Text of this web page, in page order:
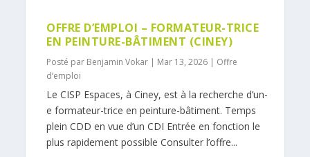
OFFRE D’EMPLOI – FORMATEUR-TRICE
EN PEINTURE-BÂTIMENT (CINEY)
Posté par Benjamin Vokar | Mar 13, 2026 | Offre
d’emploi
Le CISP Espaces, à Ciney, est à la recherche d’un-
e formateur-trice en peinture-bâtiment. Temps
plein CDD en vue d’un CDI Entrée en fonction le
plus rapidement possible Consulter l’offre...